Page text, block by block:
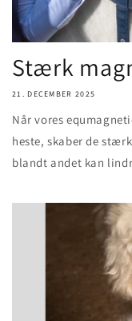
Stærk
21. DECEMBER 2025
Når vores
heste, skaber de
blandt andet kan